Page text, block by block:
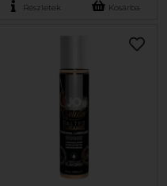
Részletek Kosárba